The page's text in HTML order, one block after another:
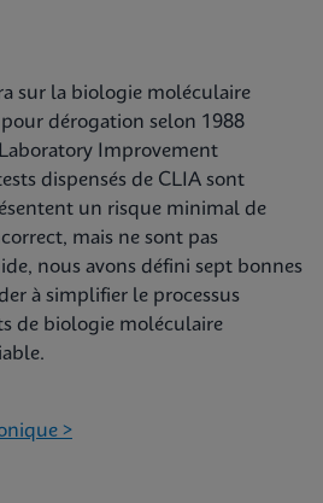
sur la biologie moléculaire
dérogation selon 1988
Improvement
dispensés de CLIA sont
un risque minimal de
mais ne sont pas
nous avons défini sept bonnes
à simplifier le processus
de biologie moléculaire
>